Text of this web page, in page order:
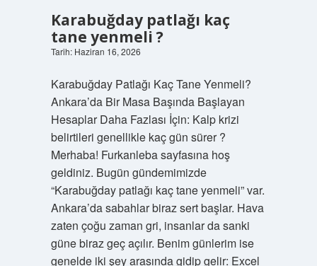
Karabuğday patlağı kaç
tane yenmeli ?
Tarih: Haziran 16, 2026
Karabuğday Patlağı Kaç Tane Yenmeli?
Ankara’da Bir Masa Başında Başlayan
Hesaplar Daha Fazlası İçin: Kalp krizi
belirtileri genellikle kaç gün sürer ?
Merhaba! Furkanleba sayfasına hoş
geldiniz. Bugün gündemimizde
“Karabuğday patlağı kaç tane yenmeli” var.
Ankara’da sabahlar biraz sert başlar. Hava
zaten çoğu zaman gri, insanlar da sanki
güne biraz geç açılır. Benim günlerim ise
genelde iki şey arasında gidip gelir: Excel